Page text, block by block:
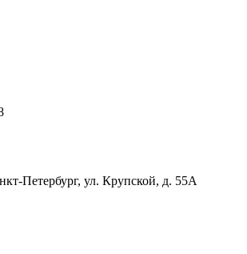
Петербург, ул. Крупской, д. 55А